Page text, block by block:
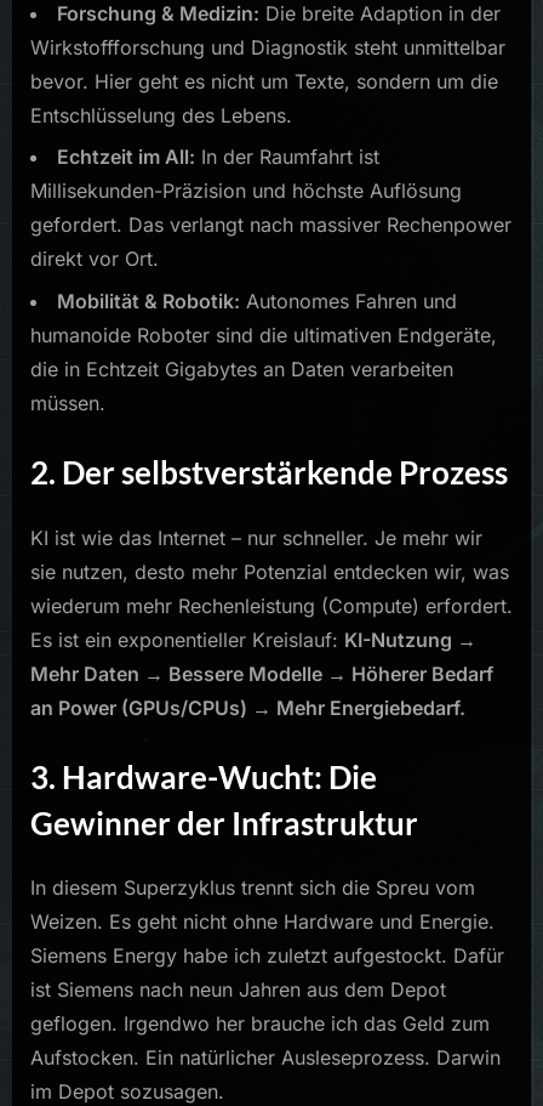
Forschung & Medizin: Die breite Adaption in der
Wirkstoffforschung und Diagnostik steht unmittelbar
bevor. Hier geht es nicht um Texte, sondern um die
Entschlüsselung des Lebens.
Echtzeit im All: In der Raumfahrt ist
Millisekunden-Präzision und höchste Auflösung
gefordert. Das verlangt nach massiver Rechenpower
direkt vor Ort.
Mobilität & Robotik: Autonomes Fahren und
humanoide Roboter sind die ultimativen Endgeräte,
die in Echtzeit Gigabytes an Daten verarbeiten
müssen.
2. Der selbstverstärkende Prozess
KI ist wie das Internet – nur schneller. Je mehr wir
sie nutzen, desto mehr Potenzial entdecken wir, was
wiederum mehr Rechenleistung (Compute) erfordert.
Es ist ein exponentieller Kreislauf: KI-Nutzung →
Mehr Daten → Bessere Modelle → Höherer Bedarf
an Power (GPUs/CPUs) → Mehr Energiebedarf.
3. Hardware-Wucht: Die
Gewinner der Infrastruktur
In diesem Superzyklus trennt sich die Spreu vom
Weizen. Es geht nicht ohne Hardware und Energie.
Siemens Energy habe ich zuletzt aufgestockt. Dafür
ist Siemens nach neun Jahren aus dem Depot
geflogen. Irgendwo her brauche ich das Geld zum
Aufstocken. Ein natürlicher Ausleseprozess. Darwin
im Depot sozusagen.